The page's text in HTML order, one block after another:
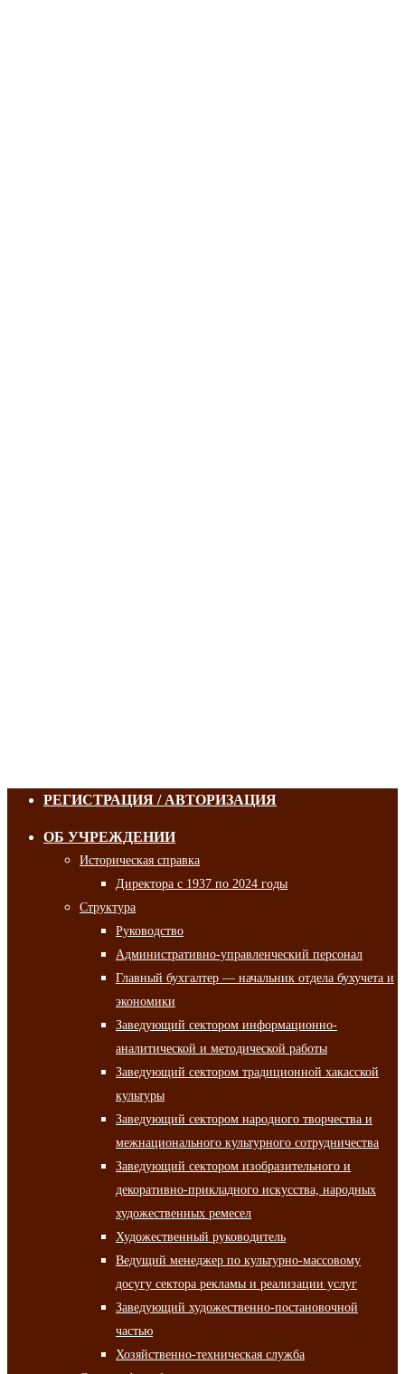
РЕГИСТРАЦИЯ / АВТОРИЗАЦИЯ
ОБ УЧРЕЖДЕНИИ
Историческая справка
Директора с 1937 по 2024 годы
Структура
Руководство
Административно-управленческий персонал
Главный бухгалтер — начальник отдела бухучета и
экономики
Заведующий сектором информационно-
аналитической и методической работы
Заведующий сектором традиционной хакасской
культуры
Заведующий сектором народного творчества и
межнационального культурного сотрудничества
Заведующий сектором изобразительного и
декоративно-прикладного искусства, народных
художественных ремесел
Художественный руководитель
Ведущий менеджер по культурно-массовому
досугу сектора рекламы и реализации услуг
Заведующий художественно-постановочной
частью
Хозяйственно-техническая служба